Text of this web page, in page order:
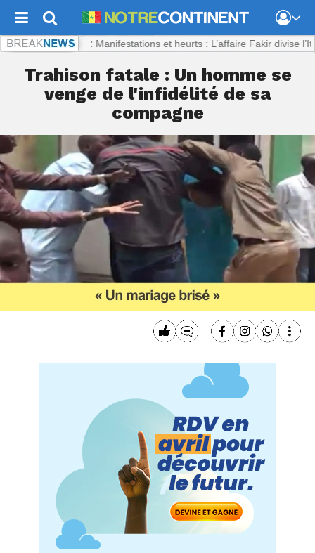
: Manifestations et heurts : L’affaire Fakir divise l’Italie
Trahison fatale : Un homme se
venge de l'infidélité de sa
compagne